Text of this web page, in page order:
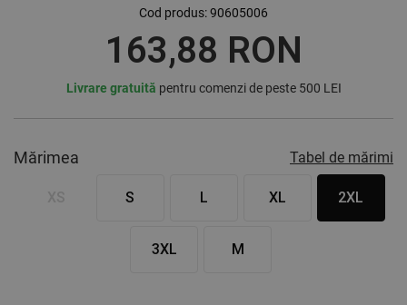
Cod produs:90605006
163,88 RON
Livrare gratuită pentru comenzi de peste 500 LEI
Mărimea Tabel de mărimi
S L XL 2XL
3XL M